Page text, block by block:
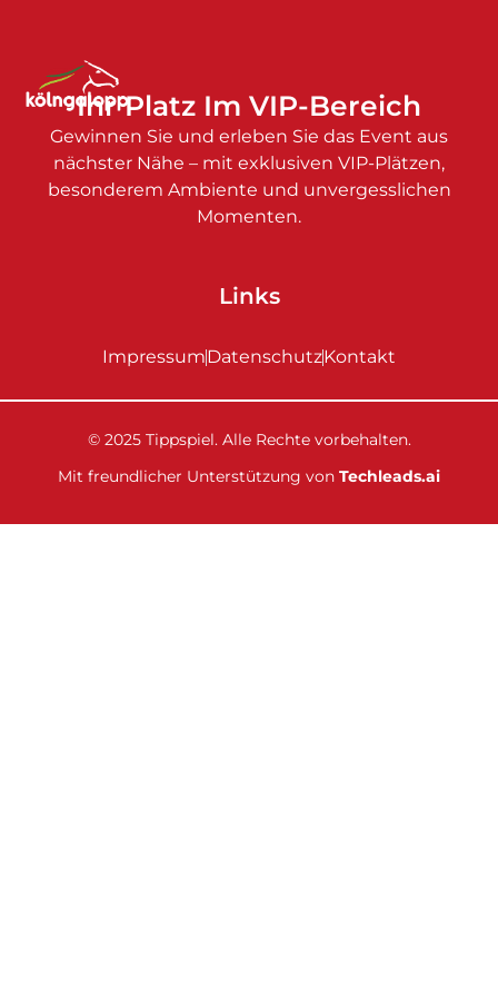
Ihr Platz Im VIP-Bereich
Gewinnen Sie und erleben Sie das Event aus
nächster Nähe – mit exklusiven VIP-Plätzen,
besonderem Ambiente und unvergesslichen
Momenten.
Links
ImpressumDatenschutzKontakt
© 2025 Tippspiel. Alle Rechte vorbehalten.
Mit freundlicher Unterstützung von Techleads.ai